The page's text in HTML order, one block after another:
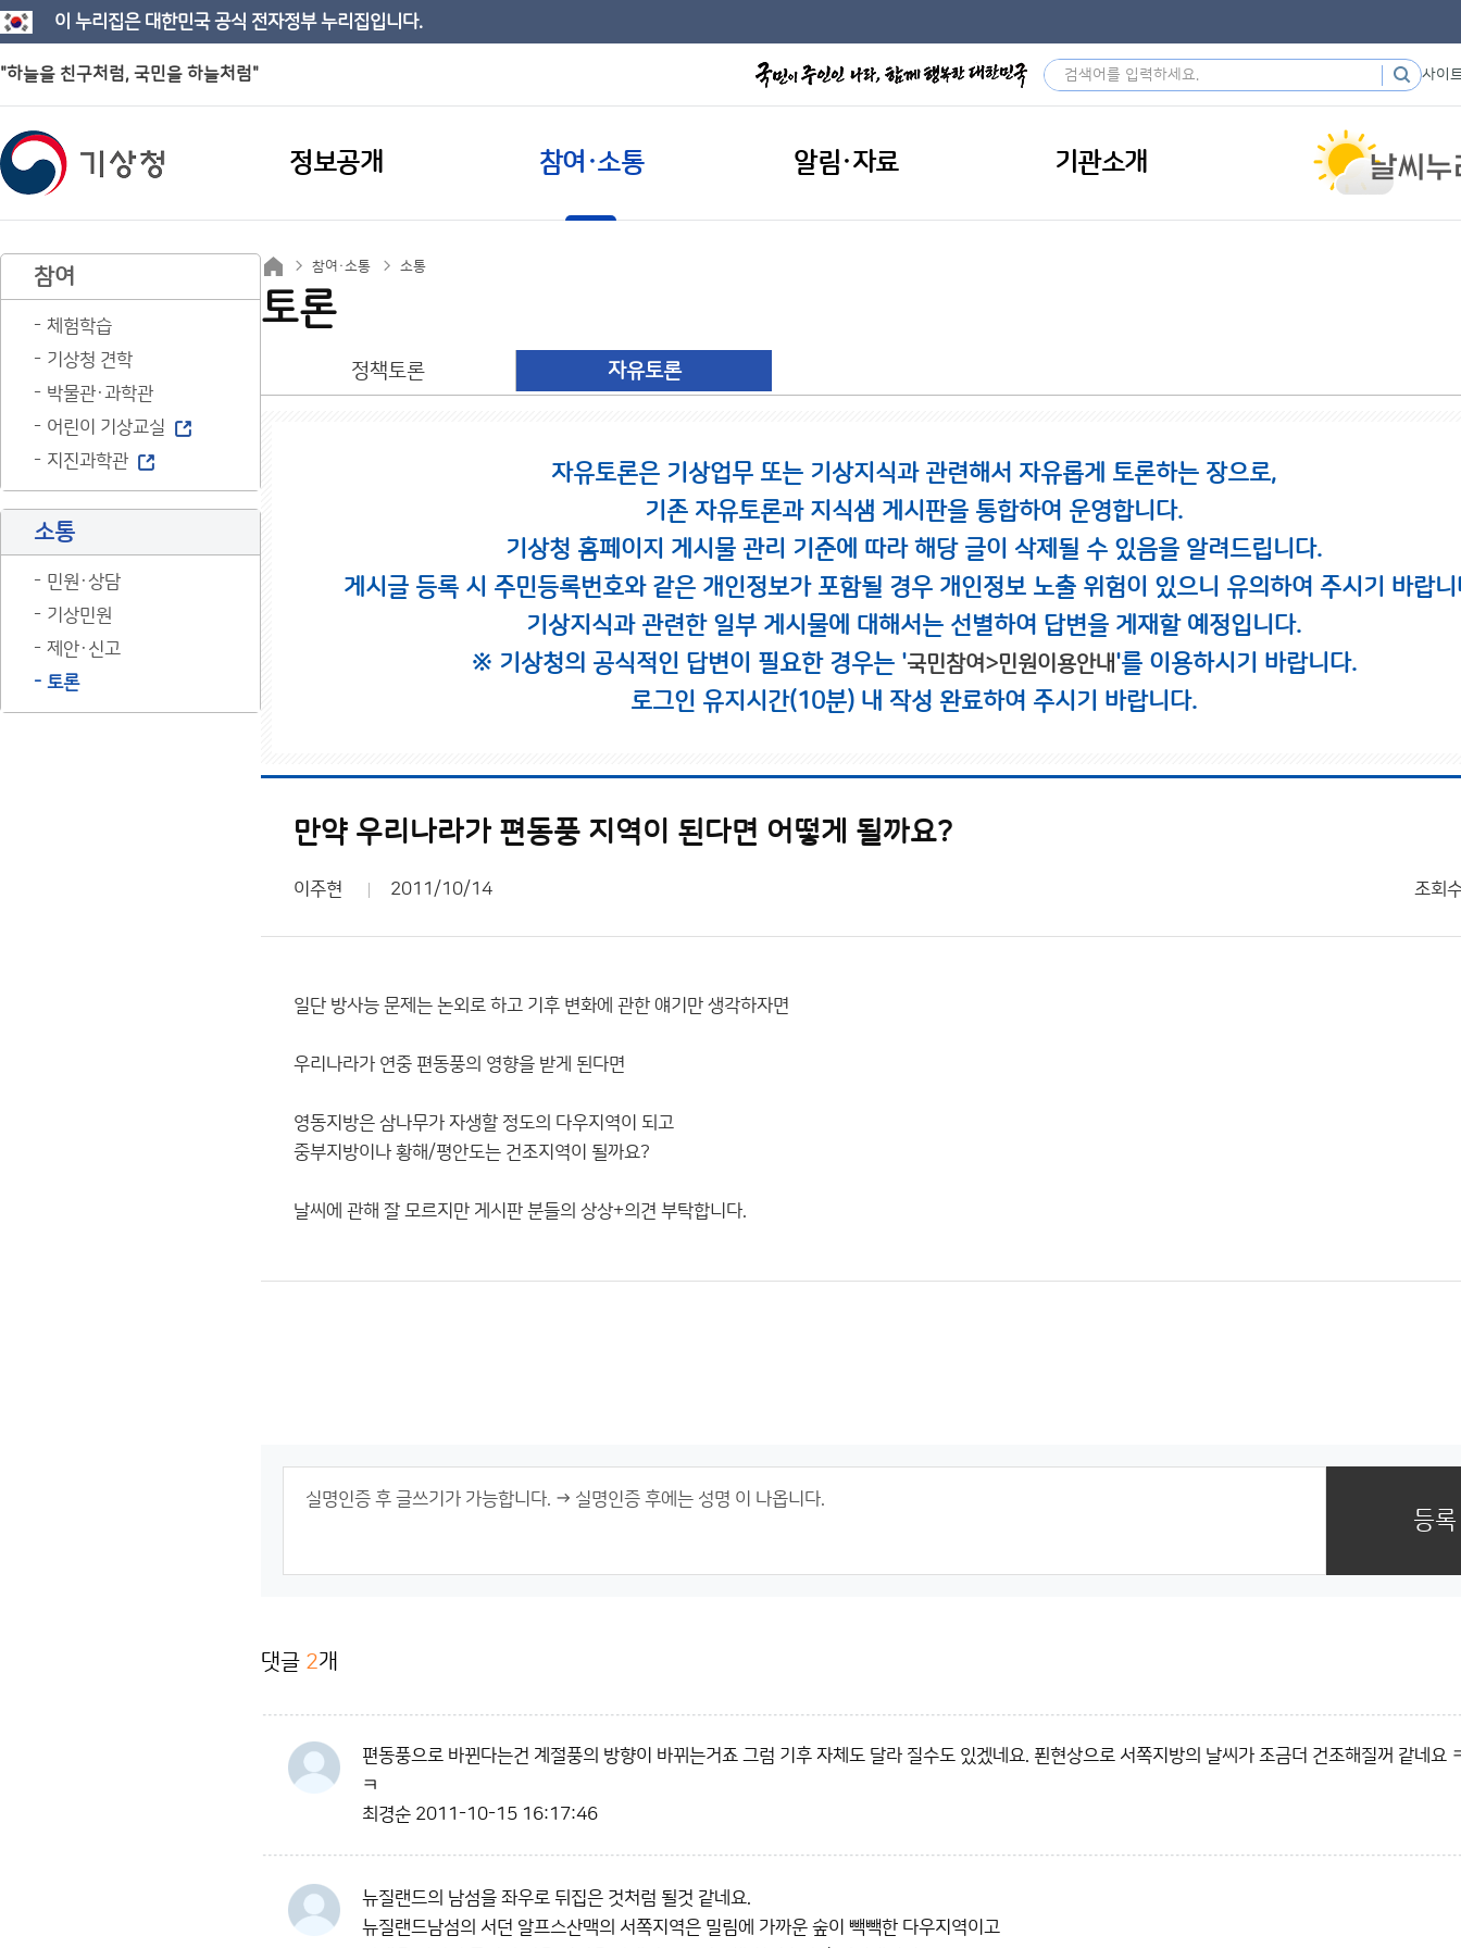
이 누리집은 대한민국 공식 전자정부 누리집입니다.
"하늘을 친구처럼, 국민을 하늘처럼" 사이
정보공개 참여·소통 알림·자료 기관소개
참여
체험학습
기상청 견학
박물관·과학관
어린이 기상교실
지진과학관
소통
민원·상담
기상민원
제안·신고
토론
참여·소통 소통
토론
정책토론 자유토론
자유토론은 기상업무 또는 기상지식과 관련해서 자유롭게 토론하는 장으로,
기존 자유토론과 지식샘 게시판을 통합하여 운영합니다.
기상청 홈페이지 게시물 관리 기준에 따라 해당 글이 삭제될 수 있음을 알려드립니다.
게시글 등록 시 주민등록번호와 같은 개인정보가 포함될 경우 개인정보 노출 위험이 있으니 유의하여 주시기 바랍니
기상지식과 관련한 일부 게시물에 대해서는 선별하여 답변을 게재할 예정입니다.
※ 기상청의 공식적인 답변이 필요한 경우는 '국민참여>민원이용안내'를 이용하시기 바랍니다.
로그인 유지시간(10분) 내 작성 완료하여 주시기 바랍니다.
만약 우리나라가 편동풍 지역이 된다면 어떻게 될까요?
이주현 2011/10/14 조회
일단 방사능 문제는 논외로 하고 기후 변화에 관한 얘기만 생각하자면
우리나라가 연중 편동풍의 영향을 받게 된다면
영동지방은 삼나무가 자생할 정도의 다우지역이 되고
중부지방이나 황해/평안도는 건조지역이 될까요?
날씨에 관해 잘 모르지만 게시판 분들의 상상+의견 부탁합니다.
등록
댓글 2개
편동풍으로 바뀐다는건 계절풍의 방향이 바뀌는거죠 그럼 기후 자체도 달라 질수도 있겠네요. 푄현상으로 서쪽지방의 날씨가 조금더 건조해질꺼 같네요
ㅋ
최경순 2011-10-15 16:17:46
뉴질랜드의 남섬을 좌우로 뒤집은 것처럼 될것 같네요.
뉴질랜드남섬의 서던 알프스산맥의 서쪽지역은 밀림에 가까운 숲이 빽빽한 다우지역이고